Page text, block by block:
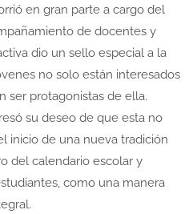
en gran parte a cargo del
de docentes y
dio un sello especial a la
no solo están interesados
ser protagonistas de ella.
su deseo de que esta no
inicio de una nueva tradición
del calendario escolar y
como una manera